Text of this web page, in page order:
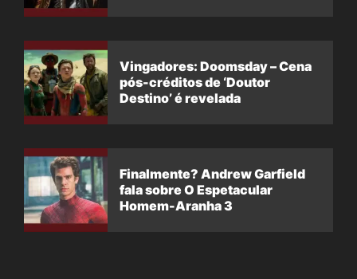
Vingadores: Doomsday – Cena
pós-créditos de ‘Doutor
Destino’ é revelada
Finalmente? Andrew Garfield
fala sobre O Espetacular
Homem-Aranha 3